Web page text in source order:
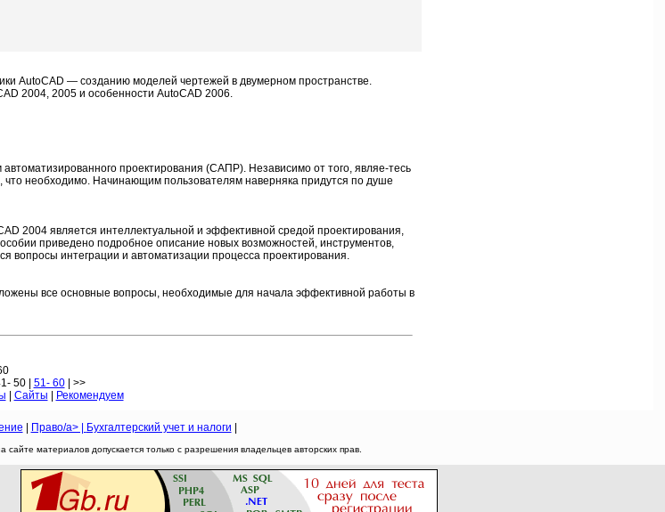
AutoCAD — созданию моделей чертежей в двумерном пространстве.
2004, 2005 и особенности AutoCAD 2006.
проектирования (САПР). Независимо от того, являе-тесь
необходимо. Начинающим пользователям наверняка придутся по душе
2004 является интеллектуальной и эффективной средой проектирования,
приведено подробное описание новых возможностей, инструментов,
интеграции и автоматизации процесса проектирования.
все основные вопросы, необходимые для начала эффективной работы в
50 | 51- 60| >>
Сайты Рекомендуем
Право/a> | Бухгалтерский учет и налоги
материалов допускается только с разрешения владельцев авторских прав.